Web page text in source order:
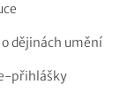
dějinách umění
přihlášky